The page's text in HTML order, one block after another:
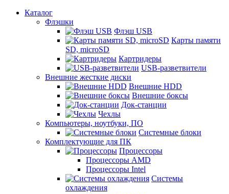
Каталог
Флэшки
Флэш USB
Карты памяти
SD, microSD
Картридеры
USB-разветвители
Внешние жесткие диски
Внешние HDD
Внешние боксы
Док-станции
Чехлы
Компьютеры, ноутбуки, ПО
Системные блоки
Комплектующие для ПК
Процессоры
Процессоры AMD
Процессоры Intel
Системы
охлаждения